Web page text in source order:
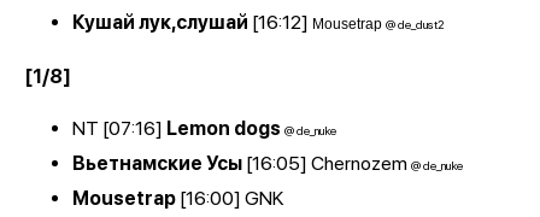
Кушай лук,слушай [16:12] Mousetrap @ de_dust2
[1/8]
NT [07:16] Lemon dogs @ de_nuke
Вьетнамские Усы [16:05] Chernozem @ de_nuke
Mousetrap [16:00] GNK